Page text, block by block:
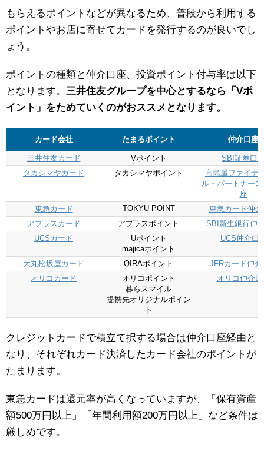
もらえるポイントなどが異なるため、普段から利用する
ポイントやお店に寄せてカードを発行するのが良いでし
ょう。
ポイントの種類と仲介口座、投資ポイント付与率は以下
となります。 三井住友グループを中心とするなら「Vポ
イント」をためていくのがおススメとなります。
カード会社 たまるポイント 仲介口座
三井住友カード Vポイント
SBI証券口
タカシマヤカード
タカシマヤポイント
高島屋ファイナ
ル・パートナー
座
東急カード
TOKYU POINT
東急カード仲
アプラスカード
アプラスポイント
SBI新生銀行仲
UCSカード
Uポイント
majicaポイント
UCS仲介口
大丸松坂屋カード QIRAポイント
JFRカード仲介
オリコカード
オリコポイント
暮らスマイル
提携先オリジナルポイン
ト
オリコ仲介
クレジットカードで積立て択する場合は仲介口座経由と
なり、それぞれカード決済したカード会社のポイントが
たまります。
東急カードは還元率が高くなっていますが、「保有資産
額500万円以上」「年間利用額200万円以上」など条件は
厳しめです。